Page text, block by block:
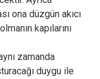
ona düzgün akıcı
kapılarını
zamanda
duygu ile